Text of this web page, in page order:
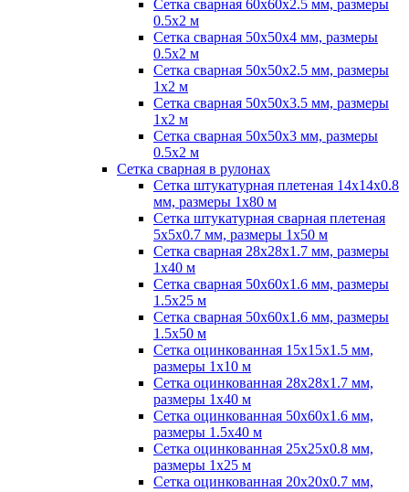
Сетка сварная 60х60х2.5 мм, размеры
0.5х2 м
Сетка сварная 50х50х4 мм, размеры
0.5х2 м
Сетка сварная 50х50х2.5 мм, размеры
1х2 м
Сетка сварная 50х50х3.5 мм, размеры
1х2 м
Сетка сварная 50х50х3 мм, размеры
0.5х2 м
Сетка сварная в рулонах
Сетка штукатурная плетеная 14х14х0.8
мм, размеры 1х80 м
Сетка штукатурная сварная плетеная
5х5х0.7 мм, размеры 1х50 м
Сетка сварная 28х28х1.7 мм, размеры
1х40 м
Сетка сварная 50х60х1.6 мм, размеры
1.5х25 м
Сетка сварная 50х60х1.6 мм, размеры
1.5х50 м
Сетка оцинкованная 15х15х1.5 мм,
размеры 1х10 м
Сетка оцинкованная 28х28х1.7 мм,
размеры 1х40 м
Сетка оцинкованная 50х60х1.6 мм,
размеры 1.5х40 м
Сетка оцинкованная 25х25х0.8 мм,
размеры 1х25 м
Сетка оцинкованная 20х20х0.7 мм,